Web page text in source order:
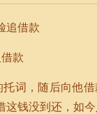
追借款
款
托词，随后向他
这钱没到还，如今